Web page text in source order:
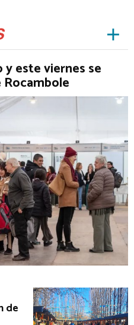
y este viernes se
Rocambole
de